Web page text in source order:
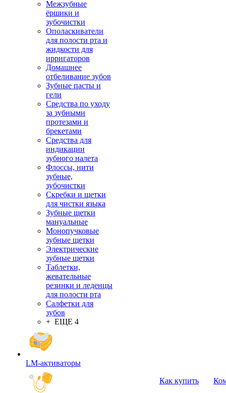
Межзубные
ёршики и
зубочистки
Ополаскиватели
для полости рта и
жидкости для
ирригаторов
Домашнее
отбеливание зубов
Зубные пасты и
гели
Средства по уходу
за зубными
протезами и
брекетами
Средства для
индикации
зубного налета
Флоссы, нити
зубные,
зубочистки
Скребки и щетки
для чистки языка
Зубные щетки
мануальные
Монопучковые
зубные щетки
Электрические
зубные щетки
Таблетки,
жевательные
резинки и леденцы
для полости рта
Салфетки для
зубов
+ ЕЩЕ 4
LM-активаторы
Как купить